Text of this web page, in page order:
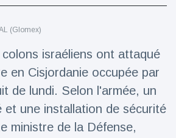
Citroën
Reveal
33
de vue
(Glomex)
colons israéliens ont attaqué
en Cisjordanie occupée par
de lundi. Selon l'armée, un
et une installation de sécurité
ministre de la Défense,